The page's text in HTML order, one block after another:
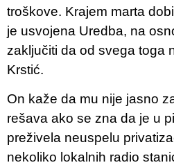
troškove. Krajem marta
je usvojena Uredba, na
zaključiti da od svega toga
Krstić.
On kaže da mu nije jasno
rešava ako se zna da je u
preživela neuspelu
nekoliko lokalnih radio